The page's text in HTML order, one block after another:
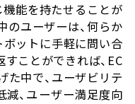
機能を持たせることが
のユーザーは、何らか
ボットに手軽に問い合
ことができれば、EC
た中で、ユーザビリテ
減、ユーザー満足度向